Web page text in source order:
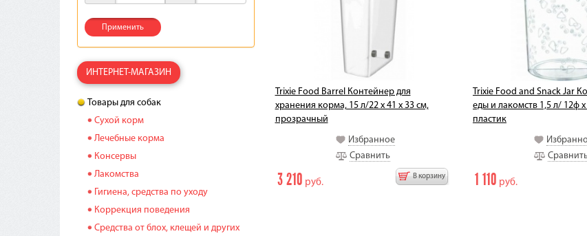
Trixie Food Barrel Контейнер для
хранения корма, 15 л/22 х 41 х 33 см,
прозрачный
Избранное
Сравнить
В корзину
3 210 руб.
Trixie Food and Snack Jar
еды и лакомств 1,5 л/ 12ф x
пластик
1 110 руб.
Применить
ИНТЕРНЕТ-МАГАЗИН
Товары для собак
Сухой корм
Лечебные корма
Консервы
Лакомства
Гигиена, средства по уходу
Коррекция поведения
Средства от блох, клещей и других